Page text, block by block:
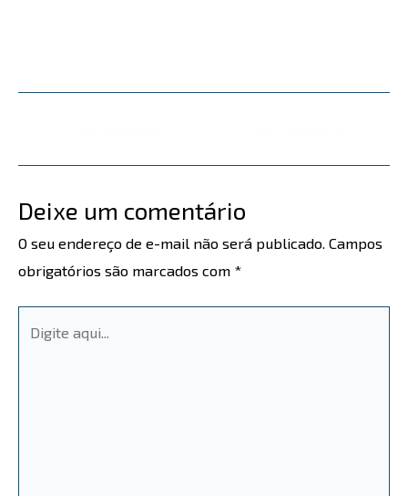
Deixe um comentário
O seu endereço de e-mail não será publicado. Campos
obrigatórios são marcados com *
aqui...